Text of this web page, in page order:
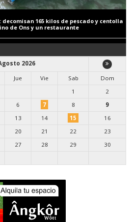
165 kilos de pescado y centolla
de Ons y un restaurante
2026
Jue Vie Sab
Dom
1
2
6 7 8
9
13 14 15
16
20 21 22
23
27 28 29
30